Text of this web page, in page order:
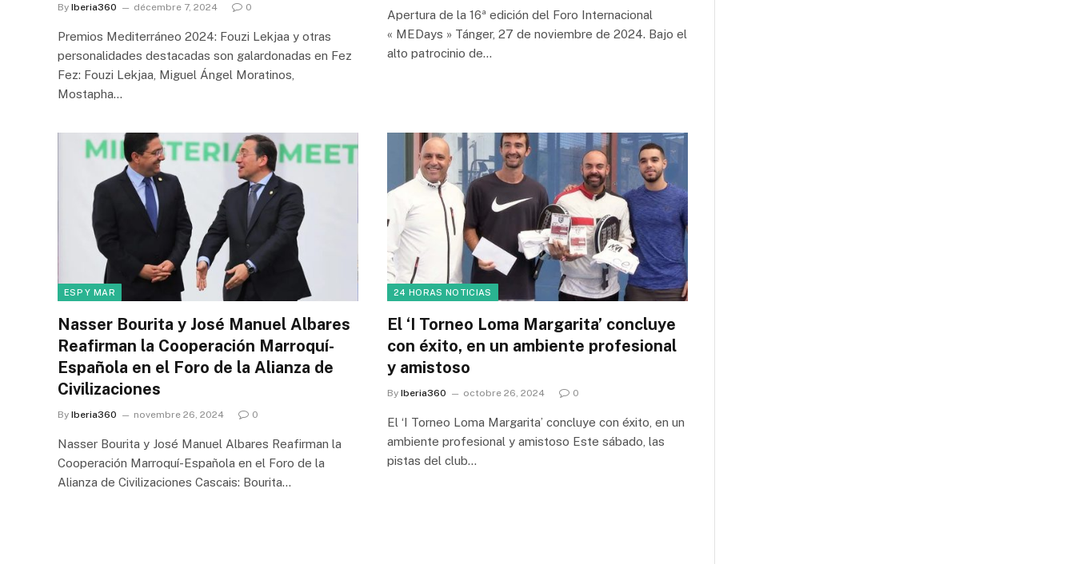
By Iberia360 décembre 7, 2024 0
Premios Mediterráneo 2024: Fouzi Lekjaa y otras
personalidades destacadas son galardonadas en Fez
Fez: Fouzi Lekjaa, Miguel Ángel Moratinos,
Mostapha…
Apertura de la 16ª edición del Foro Internacional
« MEDays » Tánger, 27 de noviembre de 2024. Bajo el
alto patrocinio de…
ESP Y MAR
Nasser Bourita y José Manuel Albares
Reafirman la Cooperación Marroquí-
Española en el Foro de la Alianza de
Civilizaciones
By Iberia360 novembre 26, 2024 0
Nasser Bourita y José Manuel Albares Reafirman la
Cooperación Marroquí-Española en el Foro de la
Alianza de Civilizaciones Cascais: Bourita…
24 HORAS NOTICIAS
El ‘I Torneo Loma Margarita’ concluye
con éxito, en un ambiente profesional
y amistoso
By Iberia360 octobre 26, 2024 0
El ‘I Torneo Loma Margarita’ concluye con éxito, en un
ambiente profesional y amistoso Este sábado, las
pistas del club…